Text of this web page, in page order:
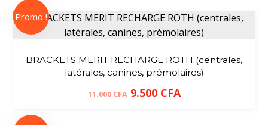
BRACKETS MERIT RECHARGE ROTH (centrales,
latérales, canines, prémolaires)
11.000CFA 9.500 CFA
Promo !